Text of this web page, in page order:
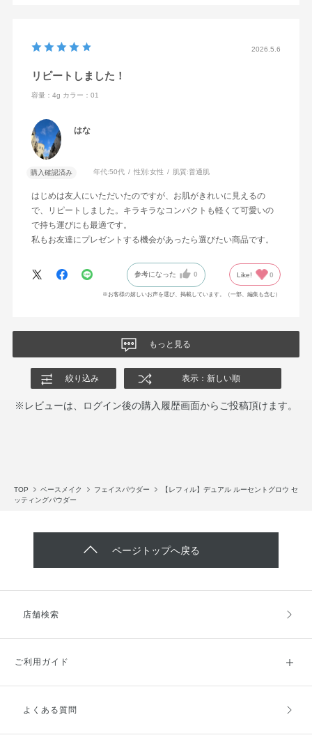
2026.5.6
リピートしました！
容量：4g カラー：01
はな
購入確認済み 年代:50代 性別:女性 肌質:普通肌
はじめは友人にいただいたのですが、お肌がきれいに見えるの
で、リピートしました。キラキラなコンパクトも軽くて可愛いの
で持ち運びにも最適です。
私もお友達にプレゼントする機会があったら選びたい商品です。
参考になった 0 Like! 0
※お客様の嬉しいお声を選び、掲載しています。（一部、編集も含む）
もっと見る
絞り込み 表示：新しい順
※レビューは、ログイン後の購入履歴画面からご投稿頂けます。
TOP ベースメイク フェイスパウダー
【レフィル】デュアル ルーセントグロウ セ
ッティングパウダー
ページトップへ戻る
店舗検索
ご利用ガイド
ご利用ガイドトップ
よくある質問